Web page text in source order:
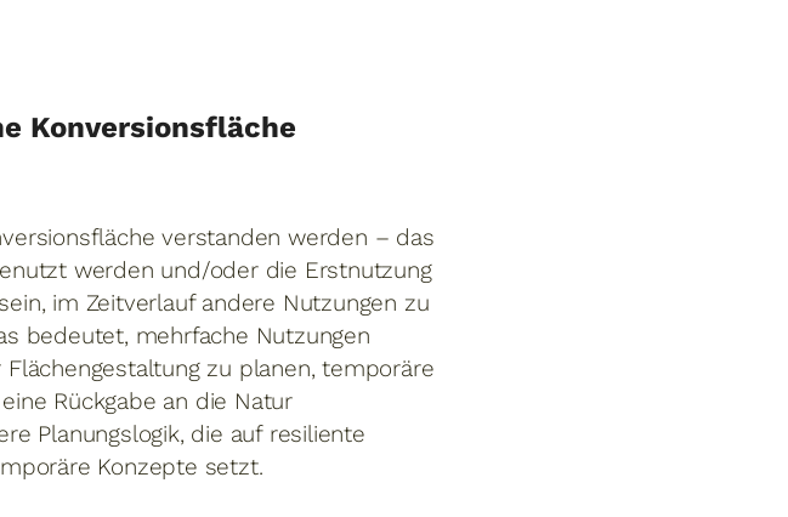
Konversionsfläche
verstanden werden – das
werden und/oder die Erstnutzung
im Zeitverlauf andere Nutzungen zu
bedeutet, mehrfache Nutzungen
zu planen, temporäre
Rückgabe an die Natur
Planungslogik, die auf resiliente
Konzepte setzt.